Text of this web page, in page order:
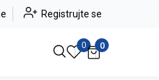
Ras do -50% Pogledaj više
Registrujte se
0 0